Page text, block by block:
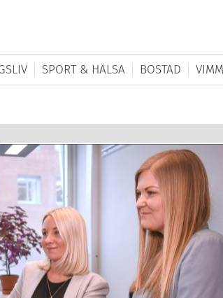
SPORT & HÄLSA BOSTAD